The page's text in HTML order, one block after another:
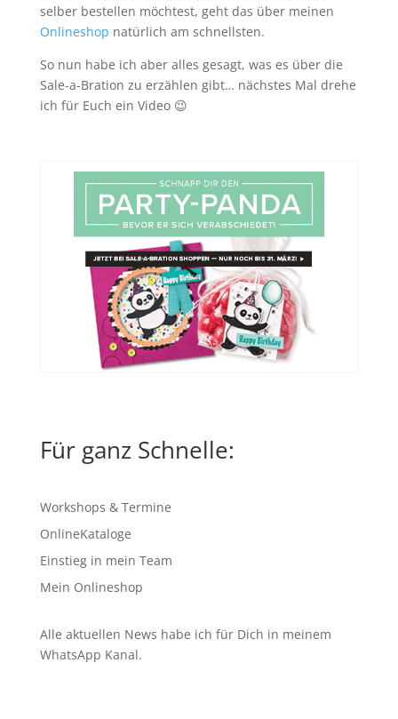
selber bestellen möchtest, geht das über meinen
Onlineshop natürlich am schnellsten.
So nun habe ich aber alles gesagt, was es über die
Sale-a-Bration zu erzählen gibt… nächstes Mal drehe
ich für Euch ein Video 😉
Für ganz Schnelle:
Workshops & Termine
OnlineKataloge
Einstieg in mein Team
Mein Onlineshop
Alle aktuellen News habe ich für Dich in meinem
WhatsApp Kanal.